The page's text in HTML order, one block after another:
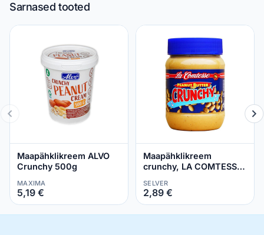
Sarnased tooted
Maapähklikreem ALVO
Crunchy 500g
MAXIMA
5,19 €
Maapähklikreem
crunchy, LA COMTESSE,
SELVER
2,89 €